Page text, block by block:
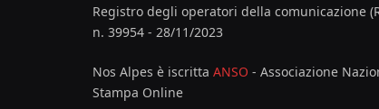
Registro degli operatori della comunicazione
n. 39954 - 28/11/2023
Nos Alpes è iscritta ANSO - Associazione
Stampa Online